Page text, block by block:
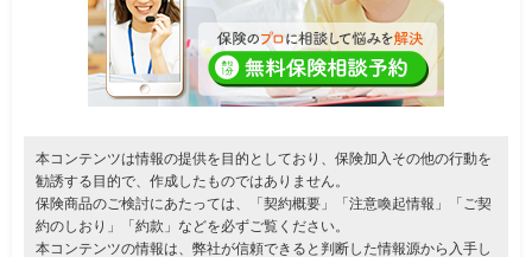
本コンテンツは情報の提供を目的としており、保険加入その他の行動を
勧誘する目的で、作成したものではありません。
保険商品のご検討にあたっては、「契約概要」「注意喚起情報」「ご契
約のしおり」「約款」などを必ずご覧ください。
本コンテンツの情報は、弊社が信頼できると判断した情報源から入手し